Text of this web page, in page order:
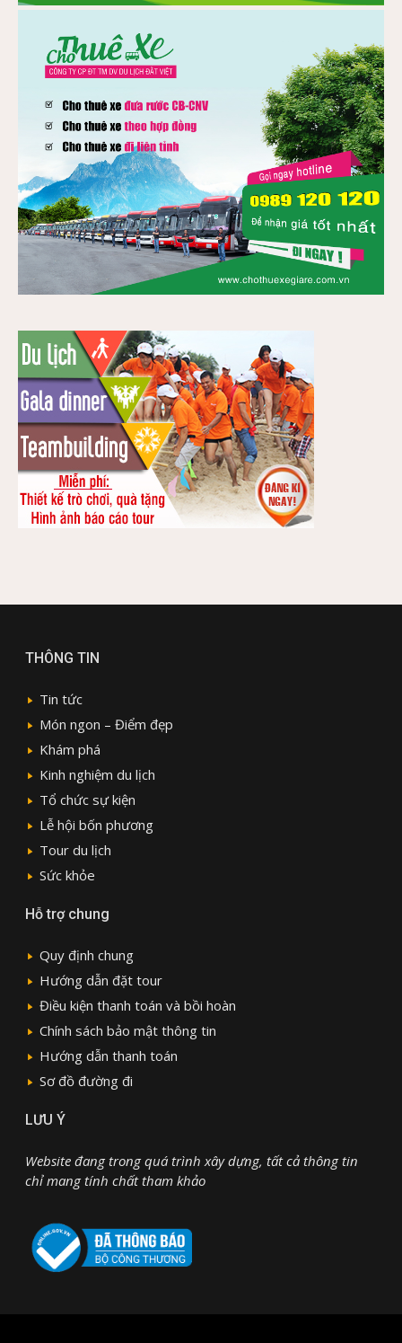
THÔNG TIN
Tin tức
Món ngon – Điểm đẹp
Khám phá
Kinh nghiệm du lịch
Tổ chức sự kiện
Lễ hội bốn phương
Tour du lịch
Sức khỏe
Hỗ trợ chung
Quy định chung
Hướng dẫn đặt tour
Điều kiện thanh toán và bồi hoàn
Chính sách bảo mật thông tin
Hướng dẫn thanh toán
Sơ đồ đường đi
LƯU Ý
Website đang trong quá trình xây dựng, tất cả thông tin
chỉ mang tính chất tham khảo